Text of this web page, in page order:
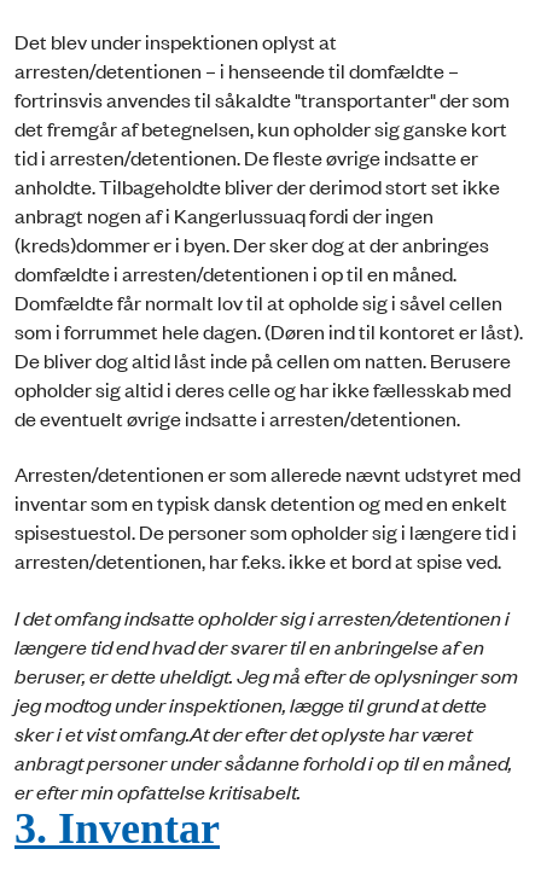
Det blev under inspektionen oplyst at
arresten/detentionen – i henseende til domfældte –
fortrinsvis anvendes til såkaldte "transportanter" der som
det fremgår af betegnelsen, kun opholder sig ganske kort
tid i arresten/detentionen. De fleste øvrige indsatte er
anholdte. Tilbageholdte bliver der derimod stort set ikke
anbragt nogen af i Kangerlussuaq fordi der ingen
(kreds)dommer er i byen. Der sker dog at der anbringes
domfældte i arresten/detentionen i op til en måned.
Domfældte får normalt lov til at opholde sig i såvel cellen
som i forrummet hele dagen. (Døren ind til kontoret er låst).
De bliver dog altid låst inde på cellen om natten. Berusere
opholder sig altid i deres celle og har ikke fællesskab med
de eventuelt øvrige indsatte i arresten/detentionen.
Arresten/detentionen er som allerede nævnt udstyret med
inventar som en typisk dansk detention og med en enkelt
spisestuestol. De personer som opholder sig i længere tid i
arresten/detentionen, har f.eks. ikke et bord at spise ved.
I det omfang indsatte opholder sig i arresten/detentionen i
længere tid end hvad der svarer til en anbringelse af en
beruser, er dette uheldigt. Jeg må efter de oplysninger som
jeg modtog under inspektionen, lægge til grund at dette
sker i et vist omfang.At der efter det oplyste har været
anbragt personer under sådanne forhold i op til en måned,
er efter min opfattelse kritisabelt.
3. Inventar